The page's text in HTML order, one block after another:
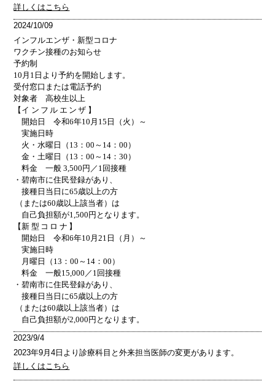
詳しくはこちら
2024/10/09
インフルエンザ・新型コロナ
ワクチン接種のお知らせ
予約制
10月1日より予約を開始します。
受付窓口または電話予約
対象者 高校生以上
【 インフルエンザ 】
開始日 令和6年10月15日（火）～
実施日時
火・水曜日（13：00～14：00）
金・土曜日（13：00～14：30）
料金 一般 3,500円／1回接種
・碧南市に住民登録があり、
接種日当日に65歳以上の方
（または60歳以上該当者）は
自己負担額が1,500 円となります。
【 新型コロナ 】
開始日 令和6年10月21日（月）～
実施日時
月曜日（13：00～14：00）
料金 一般15,000／1回接種
・碧南市に住民登録があり、
接種日当日に65歳以上の方
（または60歳以上該当者）は
自己負担額が2,000 円となります。
2023/9/4
2023年9月4日より診療科目と外来担当医師の変更があります。
詳しくはこちら